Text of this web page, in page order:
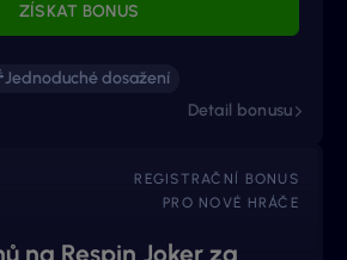
ZÍSKAT BONUS
Jednoduché dosažení
Detail bonusu
REGISTRAČNÍ BONUS
PRO NOVÉ HRÁČE
na Respin Joker za